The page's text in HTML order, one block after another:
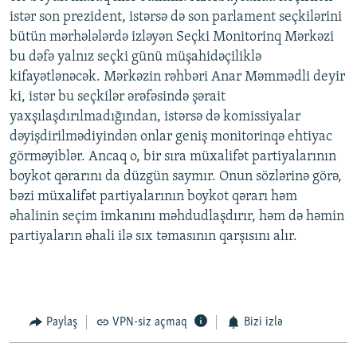
istər son prezident, istərsə də son parlament seçkilərini
bütün mərhələlərdə izləyən Seçki Monitorinq Mərkəzi
bu dəfə yalnız seçki günü müşahidəçiliklə
kifayətlənəcək. Mərkəzin rəhbəri Anar Məmmədli deyir
ki, istər bu seçkilər ərəfəsində şərait
yaxşılaşdırılmadığından, istərsə də komissiyalar
dəyişdirilmədiyindən onlar geniş monitorinqə ehtiyac
görməyiblər. Ancaq o, bir sıra müxalifət partiyalarının
boykot qərarını da düzgün saymır. Onun sözlərinə görə,
bəzi müxalifət partiyalarının boykot qərarı həm
əhalinin seçim imkanını məhdudlaşdırır, həm də həmin
partiyaların əhali ilə sıx təmasının qarşısını alır.
Paylaş VPN-siz açmaq Bizi izlə